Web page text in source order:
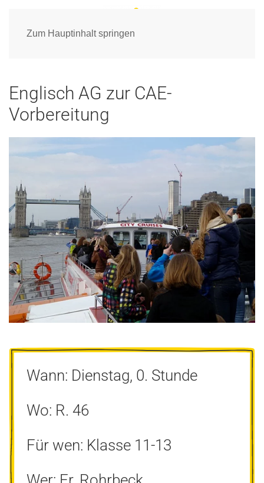
Zum Hauptinhalt springen
Englisch AG zur CAE-
Vorbereitung
Wann: Dienstag, 0. Stunde
Wo: R. 46
Für wen: Klasse 11-13